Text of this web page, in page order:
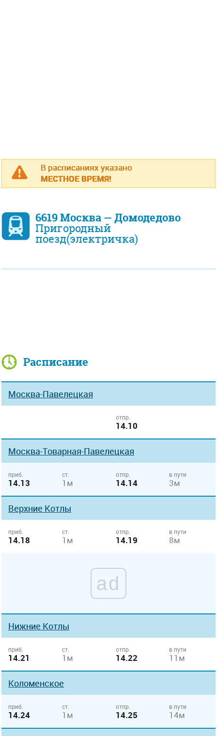
В расписаниях указано
МЕСТНОЕ ВРЕМЯ!
6619 Москва — Домодедово
Пригородный
поезд(электричка)
Расписание
Москва-Павелецкая
отпр.
14.10
Москва-Товарная-Павелецкая
приб.
14.13
ст.
1м
отпр.
14.14
в пути
3м
Верхние Котлы
приб.
14.18
ст.
1м
отпр.
14.19
в пути
8м
ad
Нижние Котлы
приб.
14.21
ст.
1м
отпр.
14.22
в пути
11м
Коломенское
приб.
14.24
ст.
1м
отпр.
14.25
в пути
14м